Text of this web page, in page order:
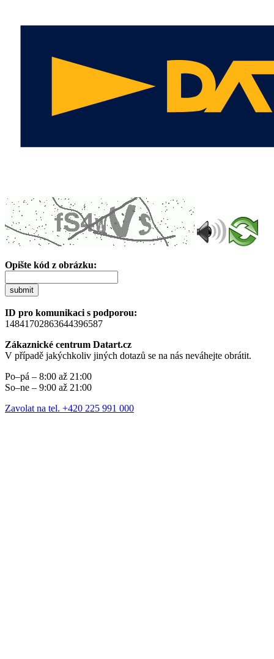
Opište kód z obrázku:
submit
ID pro komunikaci s podporou:
14841702863644396587
Zákaznické centrum Datart.cz
V případě jakýchkoliv jiných dotazů se na nás neváhejte obrátit.
Po–pá – 8:00 až 21:00
So–ne – 9:00 až 21:00
Zavolat na tel. +420 225 991 000